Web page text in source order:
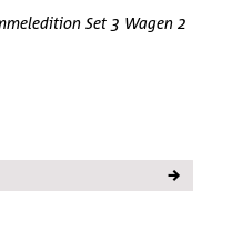
Set 3 Wagen 2